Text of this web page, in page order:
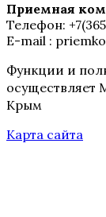
Приемная
Телефон:
E-mail :
Функции и
осуществляет
Крым
Карта сайта